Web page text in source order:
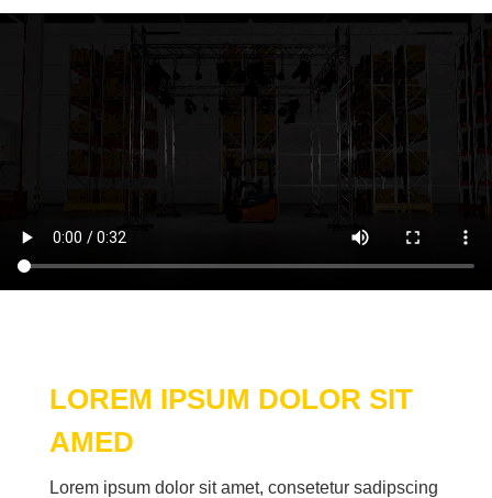
LO­REM IP­SUM DO­LOR SIT
AMED
Lo­rem ip­sum do­lor sit amet, con­sete­tur sa­dipscing